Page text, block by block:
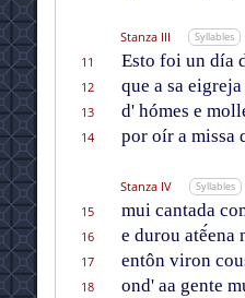
Stanza III Syllables
11 Esto foi un día
12
que a sa
13
d' hómes e
14
por oír a missa
Stanza IV Syllables
15 mui cantada
16
e durou atẽ́ena
17
entôn viron
18
ond' aa gente